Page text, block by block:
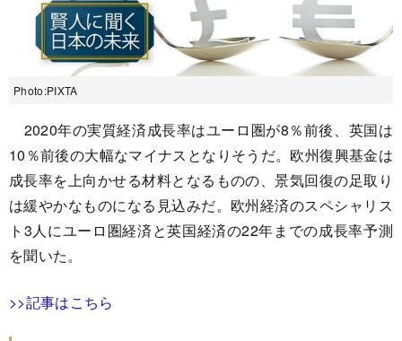
Photo:PIXTA
2020年の実質経済成長率はユーロ圏が8％前後、英国は
10％前後の大幅なマイナスとなりそうだ。欧州復興基金は
成長率を上向かせる材料となるものの、景気回復の足取り
は緩やかなものになる見込みだ。欧州経済のスペシャリス
ト3人にユーロ圏経済と英国経済の22年までの成長率予測
を聞いた。
>>記事はこちら